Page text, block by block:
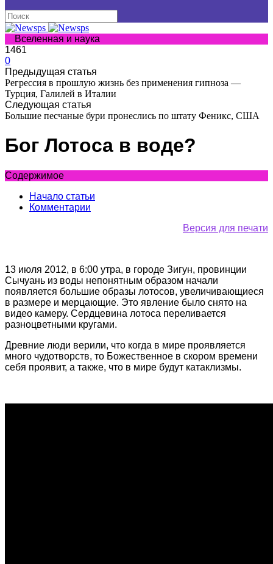
Вселенная и наука
1461
0
Предыдущая статья
Регрессия в прошлую жизнь без применения гипноза —
Турция, Галилей в Италии
Следующая статья
Большие песчаные бури пронеслись по штату Феникс, США
Бог Лотоса в воде?
Содержимое
Начало статьи
Комментарии
Версия для печати
13 июля 2012, в 6:00 утра, в городе Зигун, провинции
Сычуань из воды непонятным образом начали
появляется большие образы лотосов, увеличивающиеся
в размере и мерцающие. Это явление было снято на
видео камеру. Сердцевина лотоса переливается
разноцветными кругами.
Древние люди верили, что когда в мире проявляется
много чудотворств, то Божественное в скором времени
себя проявит, а также, что в мире будут катаклизмы.